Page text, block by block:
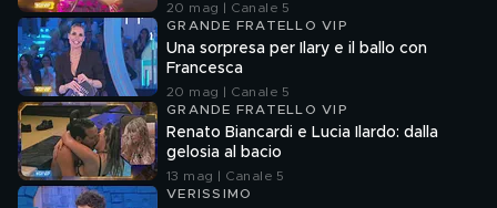
20 mag | Canale 5
GRANDE FRATELLO VIP
Una sorpresa per Ilary e il ballo con
Francesca
20 mag | Canale 5
GRANDE FRATELLO VIP
Renato Biancardi e Lucia Ilardo: dalla
gelosia al bacio
13 mag | Canale 5
VERISSIMO